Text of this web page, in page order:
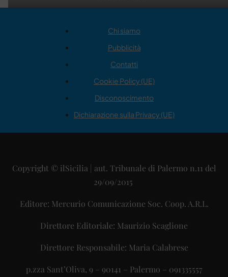
Chi siamo
Pubblicità
Contatti
Cookie Policy (UE)
Disconoscimento
Dichiarazione sulla Privacy (UE)
Copyright © ilSicilia | aut. Tribunale di Palermo n.11 del
29/09/2015
Editore: Mercurio Comunicazione Soc. Coop. A.R.L.
Direttore Editoriale: Maurizio Scaglione
Direttore Responsabile: Maria Calabrese
p.zza Sant’Oliva, 9 – 90141 – Palermo – 091335557